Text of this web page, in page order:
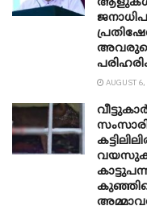
AUGUST